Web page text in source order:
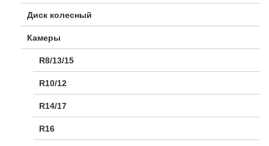
Диск колесный
Камеры
R8/13/15
R10/12
R14/17
R16